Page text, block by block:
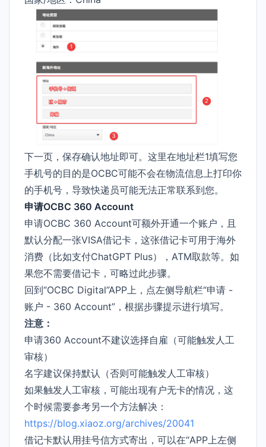
下一页，保存确认地址即可。这里在地址栏1填写您
手机号的目的是OCBC可能不会在物流信息上打印你
的手机号，导致快递员可能无法正常联系到您。
申请OCBC 360 Account
申请OCBC 360 Account可额外开通一个账户，且
默认分配一张VISA借记卡，这张借记卡可用于海外
消费（比如支付ChatGPT Plus），ATM取款等。如
果您不需要借记卡，可略过此步骤。
回到“OCBC Digital”APP上，点左侧导航栏“申请 -
账户 - 360 Account”，根据步骤提示进行填写。
注意：
申请360 Account不建议选择自雇（可能触发人工
审核）
名字建议保持默认（否则可能触发人工审核）
如果触发人工审核，可能出现有户无卡的情况，这
个时候需要参考另一个方法解决：
https://blog.xiaoz.org/archives/20041
借记卡默认用挂号信方式寄出，可以在“APP上左侧